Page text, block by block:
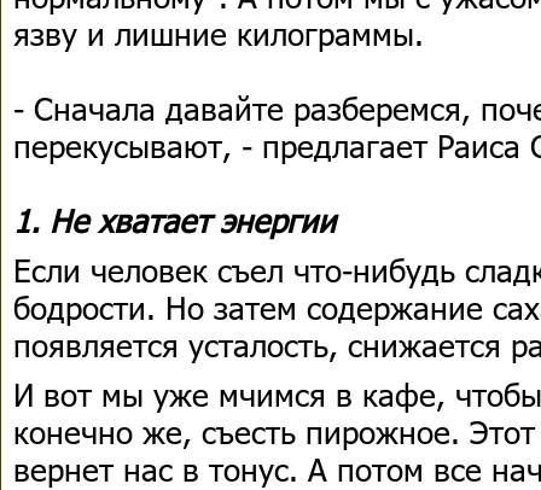
язву и лишние килограммы.
- Сначала давайте разберемся,
перекусывают, - предлагает Раиса
1. Не хватает энергии
Если человек съел что-нибудь
бодрости. Но затем содержание
появляется усталость, снижается
И вот мы уже мчимся в кафе,
конечно же, съесть пирожное.
вернет нас в тонус. А потом все